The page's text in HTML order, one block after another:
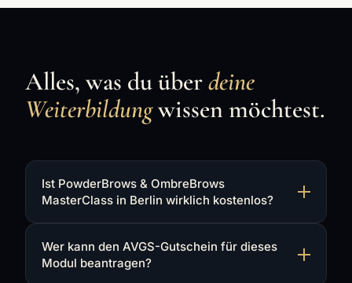
Alles, was du überdeine
Weiterbildungwissen möchtest.
Ist PowderBrows & OmbreBrows
MasterClass in Berlin wirklich kostenlos?
Wer kann den AVGS-Gutschein für dieses
Modul beantragen?